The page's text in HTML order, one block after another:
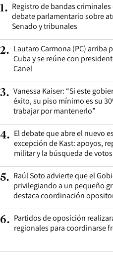
1. Registro de bandas criminales
debate parlamentario sobre
Senado y tribunales
2. Lautaro Carmona (PC) arriba
Cuba y se reúne con
Canel
3. Vanessa Kaiser: “Si este
éxito, su piso mínimo es su
trabajar por mantenerlo”
4. El debate que abre el nuevo
excepción de Kast: apoyos,
militar y la búsqueda de
5. Raúl Soto advierte que el
privilegiando a un pequeño
destaca coordinación
6. Partidos de oposición
regionales para coordinarse